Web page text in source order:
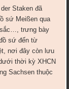
Staken đã
sứ Meißen qua
trưng bày
sứ đến từ
nơi đây còn lưu
thời kỳ XHCN
Sachsen thuộc